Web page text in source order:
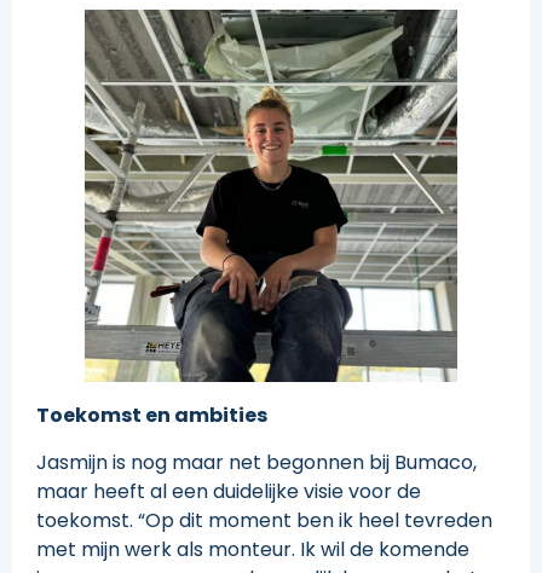
Toekomst en ambities
Jasmijn is nog maar net begonnen bij Bumaco,
maar heeft al een duidelijke visie voor de
toekomst. “Op dit moment ben ik heel tevreden
met mijn werk als monteur. Ik wil de komende